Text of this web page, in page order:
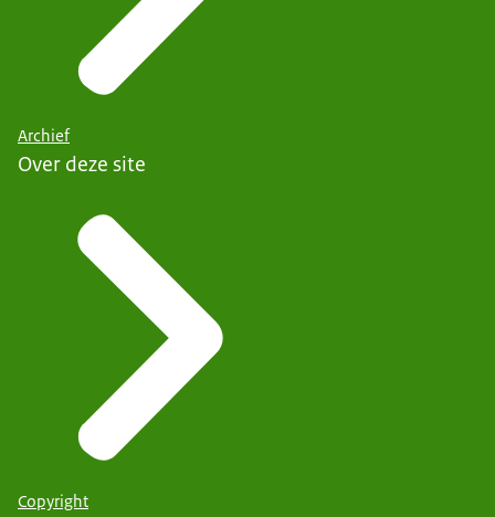
Archief
Over deze site
Copyright